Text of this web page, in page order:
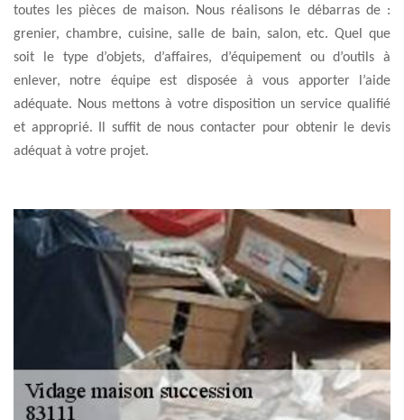
toutes les pièces de maison. Nous réalisons le débarras de :
grenier, chambre, cuisine, salle de bain, salon, etc. Quel que
soit le type d’objets, d’affaires, d’équipement ou d’outils à
enlever, notre équipe est disposée à vous apporter l’aide
adéquate. Nous mettons à votre disposition un service qualifié
et approprié. Il suffit de nous contacter pour obtenir le devis
adéquat à votre projet.